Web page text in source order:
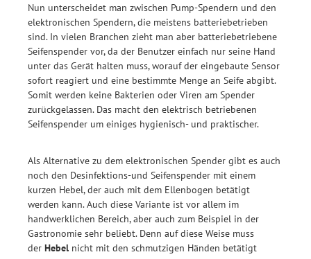
Nun unterscheidet man zwischen Pump-Spendern und den
elektronischen Spendern, die meistens batteriebetrieben
sind. In vielen Branchen zieht man aber batteriebetriebene
Seifenspender vor, da der Benutzer einfach nur seine Hand
unter das Gerät halten muss, worauf der eingebaute Sensor
sofort reagiert und eine bestimmte Menge an Seife abgibt.
Somit werden keine Bakterien oder Viren am Spender
zurückgelassen. Das macht den elektrisch betriebenen
Seifenspender um einiges hygienisch- und praktischer.
Als Alternative zu dem elektronischen Spender gibt es auch
noch den Desinfektions-und Seifenspender mit einem
kurzen Hebel, der auch mit dem Ellenbogen betätigt
werden kann. Auch diese Variante ist vor allem im
handwerklichen Bereich, aber auch zum Beispiel in der
Gastronomie sehr beliebt. Denn auf diese Weise muss
der Hebel nicht mit den schmutzigen Händen betätigt